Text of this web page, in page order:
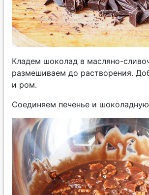
Кладем шоколад в масляно-
размешиваем до растворения.
и ром.
Соединяем печенье и